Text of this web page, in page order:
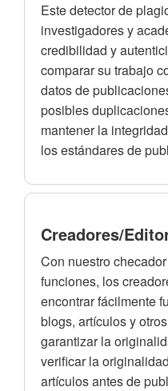
Este detector de
investigadores y
credibilidad y
comparar su trabajo
datos de
posibles
mantener la
los estándares de
Creadores/
Con nuestro
funciones, los
encontrar fácilmente
blogs, artículos y
garantizar la
verificar la
artículos antes de